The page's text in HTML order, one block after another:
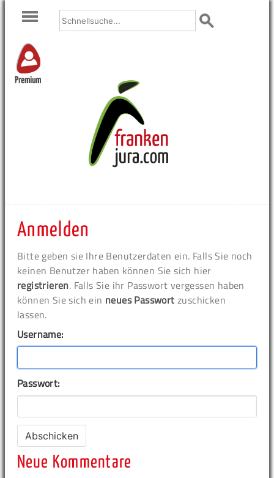
Premium
Anmelden
Bitte geben sie Ihre Benutzerdaten ein. Falls Sie noch
keinen Benutzer haben können Sie sich hier
registrieren. Falls Sie ihr Passwort vergessen haben
können Sie sich ein neues Passwort zuschicken
lassen.
Username:
Passwort:
Neue Kommentare